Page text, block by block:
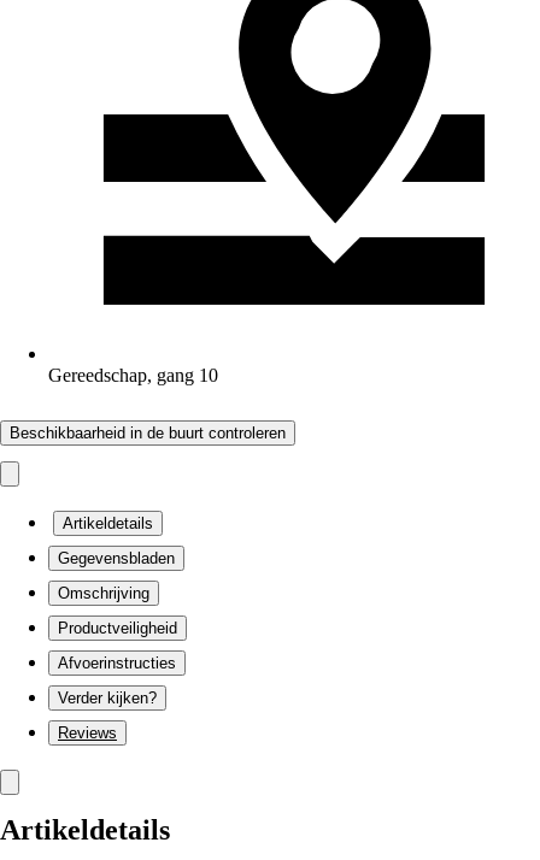
Gereedschap, gang 10
Beschikbaarheid in de buurt controleren
Artikeldetails
Gegevensbladen
Omschrijving
Productveiligheid
Afvoerinstructies
Verder kijken?
Reviews
Artikeldetails